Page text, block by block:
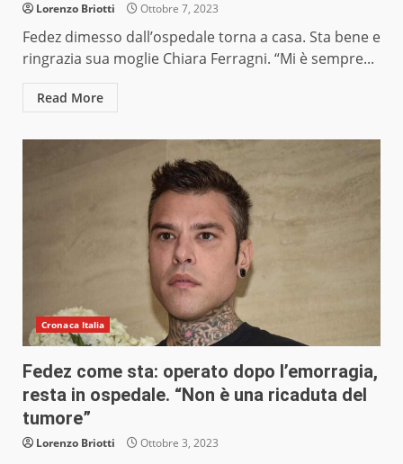
Lorenzo Briotti Ottobre 7, 2023
Fedez dimesso dall’ospedale torna a casa. Sta bene e
ringrazia sua moglie Chiara Ferragni. “Mi è sempre...
Read More
Cronaca Italia
Fedez come sta: operato dopo l’emorragia,
resta in ospedale. “Non è una ricaduta del
tumore”
Lorenzo Briotti Ottobre 3, 2023